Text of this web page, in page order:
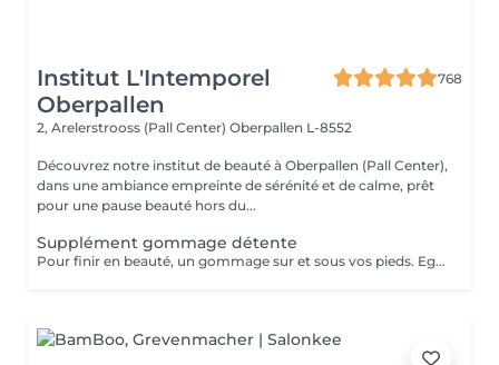
Institut L'Intemporel
Oberpallen
768
2, Arelerstrooss (Pall Center) Oberpallen L-8552
Découvrez notre institut de beauté à Oberpallen (Pall Center),
dans une ambiance empreinte de sérénité et de calme, prêt
pour une pause beauté hors du...
Supplément gommage détente
Pour finir en beauté, un gommage sur et sous vos pieds. Egalement entre les orteils. Pour une meilleure pénétration de la crème pieds. Uniquement avec un service de beauté des pieds / pédicurie effectué à l institut le même jour .